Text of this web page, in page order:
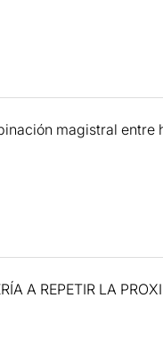
magistral entre
A REPETIR LA